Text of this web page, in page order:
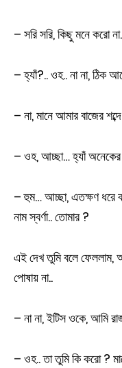
– সরি সরি, কিছু মনে করো
– হ্যাঁ?.. ওহ.. না না, ঠিক
– না, মানে আমার বাজের
– ওহ, আচ্ছা… হ্যাঁ অনেকের
– হুম… আচ্ছা, এতক্ষণ ধরে
নাম স্বর্ণা.. তোমার ?
এই দেখ তুমি বলে ফেললাম,
পোষায় না..
– না না, ইটিস ওকে, আমি
– ওহ.. তা তুমি কি করো ?